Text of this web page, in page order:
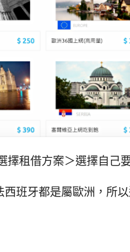
擇租借方案＞選擇自己
西班牙都是屬歐洲，所